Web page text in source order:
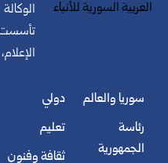
سوريا والعالم
رئاسة
الجمهورية
دولي
تعليم
ثقافة وفنون